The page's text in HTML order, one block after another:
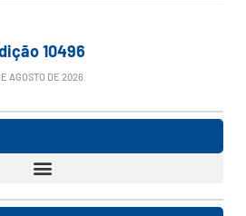
10496
AGOSTO DE 2026